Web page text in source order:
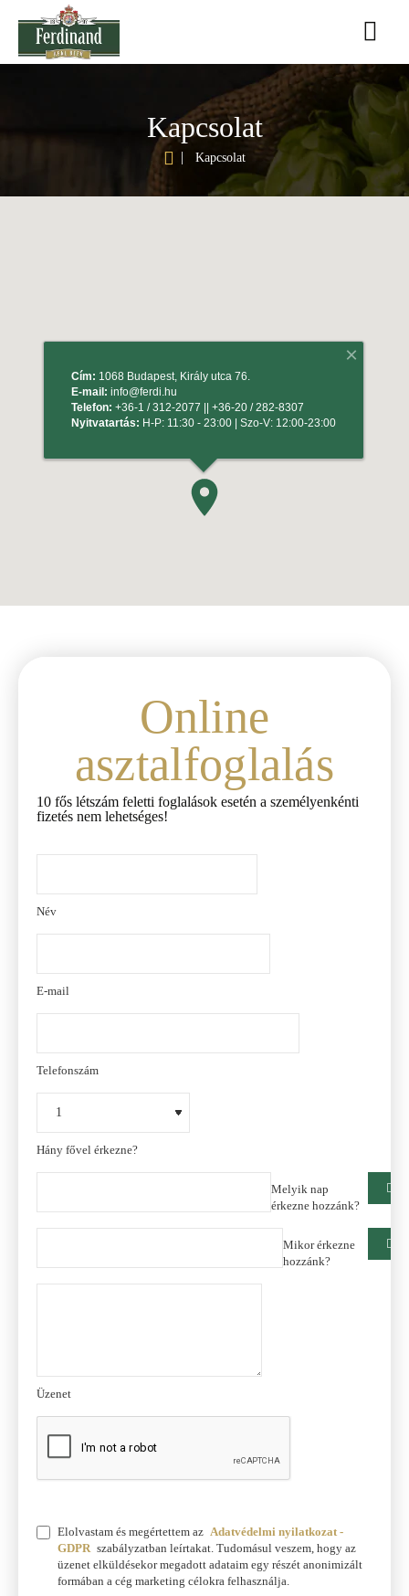
Kapcsolat
Kapcsolat
Online
asztalfoglalás
10 fős létszám feletti foglalások esetén a személyenkénti
fizetés nem lehetséges!
Név
E-mail
Telefonszám
Hány fővel érkezne?
Melyik nap
érkezne hozzánk?
Mikor érkezne
hozzánk?
Üzenet
Elolvastam és megértettem az Adatvédelmi nyilatkozat -
GDPR szabályzatban leírtakat. Tudomásul veszem, hogy az
üzenet elküldésekor megadott adataim egy részét anonimizált
formában a cég marketing célokra felhasználja.